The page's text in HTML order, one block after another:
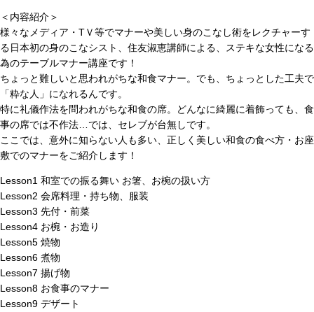
＜内容紹介＞
様々なメディア・TＶ等でマナーや美しい身のこなし術をレクチャーす
る日本初の身のこなシスト、住友淑恵講師による、ステキな女性になる
為のテーブルマナー講座です！
ちょっと難しいと思われがちな和食マナー。でも、ちょっとした工夫で
「粋な人」になれるんです。
特に礼儀作法を問われがちな和食の席。どんなに綺麗に着飾っても、食
事の席では不作法…では、セレブが台無しです。
ここでは、意外に知らない人も多い、正しく美しい和食の食べ方・お座
敷でのマナーをご紹介します！
Lesson1 和室での振る舞い お箸、お椀の扱い方
Lesson2 会席料理・持ち物、服装
Lesson3 先付・前菜
Lesson4 お椀・お造り
Lesson5 焼物
Lesson6 煮物
Lesson7 揚げ物
Lesson8 お食事のマナー
Lesson9 デザート